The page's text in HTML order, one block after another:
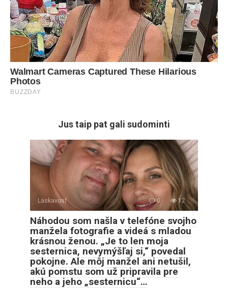
Jus taip pat gali sudominti
Láskavosť 0 12
Náhodou som našla v telefóne svojho
manžela fotografie a videá s mladou
krásnou ženou. „Je to len moja
sesternica, nevymýšľaj si,“ povedal
pokojne. Ale môj manžel ani netušil,
akú pomstu som už pripravila pre
neho a jeho „sesternicu“…